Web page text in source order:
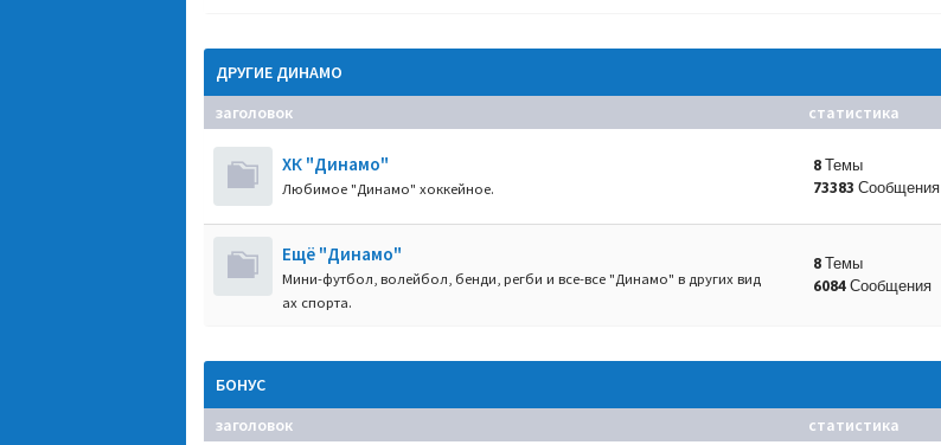
ДРУГИЕ ДИНАМО
заголовок
статистика
ХК "Динамо"
Любимое "Динамо" хоккейное.
8 Темы
73383 Сообщения
Ещё "Динамо"
Мини-футбол, волейбол, бенди, регби и все-все "Динамо" в других вид
ах спорта.
8 Темы
6084 Сообщения
БОНУС
заголовок
статистика